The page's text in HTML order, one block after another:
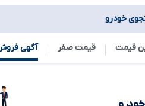
خودرو
قیمت قیمت صفر آگهی